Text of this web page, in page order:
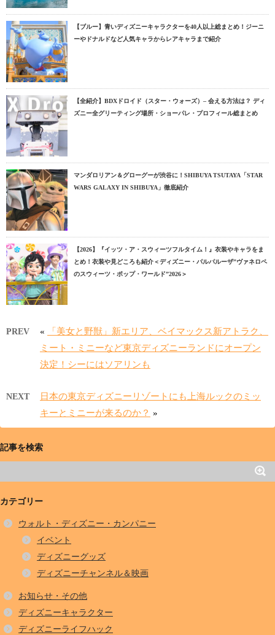
【ブルー】青いディズニーキャラクターを40人以上総まとめ！ジーニ
ーやドナルドなど人気キャラからレアキャラまで紹介
【全紹介】BDXドロイド（スター・ウォーズ）– 会える方法は？ ディ
ズニー全グリーティング場所・ショーパレ・プロフィール総まとめ
マンダロリアン＆グローグーが渋谷に！SHIBUYA TSUTAYA「STAR
WARS GALAXY IN SHIBUYA」徹底紹介
【2026】『イッツ・ア・スウィーツフルタイム！』衣装やキャラをま
とめ！衣装や見どころも紹介＜ディズニー・パルパルーザ”ヴァネロペ
のスウィーツ・ポップ・ワールド”2026＞
PREV «
「美女と野獣」新エリア、ベイマックス新アトラク、
ミート・ミニーなど東京ディズニーランドにオープン
決定！シーにはソアリンも
NEXT
日本の東京ディズニーリゾートにも上海ルックのミッ
キーとミニーが来るのか？ »
記事を検索
カテゴリー
ウォルト・ディズニー・カンパニー
イベント
ディズニーグッズ
ディズニーチャンネル＆映画
お知らせ・その他
ディズニーキャラクター
ディズニーライフハック